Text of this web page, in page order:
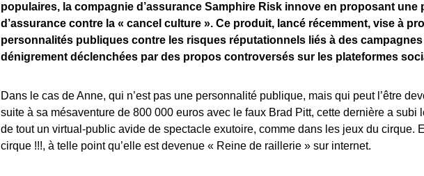
populaires, la compagnie d’assurance Samphire Risk innove en proposant une
d’assurance contre la « cancel culture ». Ce produit, lancé récemment, vise à
personnalités publiques contre les risques réputationnels liés à des
dénigrement déclenchées par des propos controversés sur les plateformes
Dans le cas de Anne, qui n’est pas une personnalité publique, mais qui peut l’être
suite à sa mésaventure de 800 000 euros avec le faux Brad Pitt, cette dernière a subi
de tout un virtual-public avide de spectacle exutoire, comme dans les jeux du cirque.
cirque !!!, à telle point qu’elle est devenue « Reine de raillerie » sur internet.